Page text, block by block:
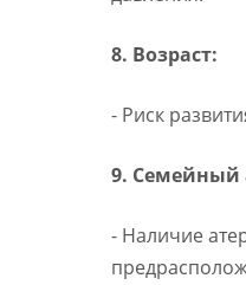
8. Возраст:
- Риск
9. Семейный
- Наличие